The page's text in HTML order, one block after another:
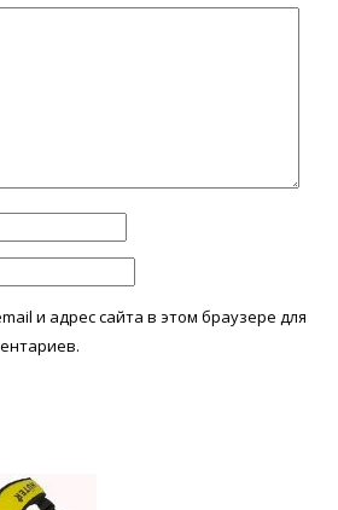
и адрес сайта в этом браузере для